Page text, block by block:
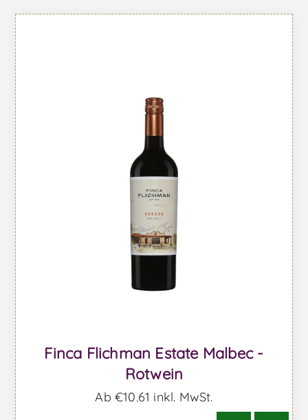
Finca Flichman Estate Malbec -
Rotwein
Ab €10,61 inkl. MwSt.